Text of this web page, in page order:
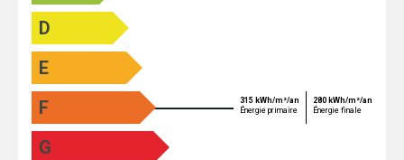
D
E
F
315 kWh/m²/an
Énergie primaire
280 kWh/m²/an
Énergie finale
G